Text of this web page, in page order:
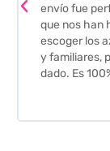
envío fue
que nos han
escoger los
y familiares,
dado. Es